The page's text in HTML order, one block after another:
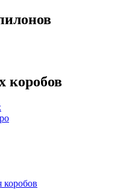
коробов
коробов